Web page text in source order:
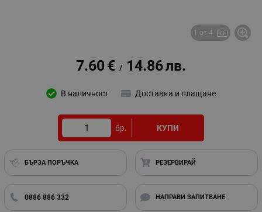
1 от 4
7.60 € / 14.86лв.
В наличност Доставка и плащане
бр. КУПИ
БЪРЗА ПОРЪЧКА РЕЗЕРВИРАЙ
0886 886 332 НАПРАВИ ЗАПИТВАНЕ